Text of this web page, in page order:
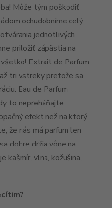
Môže tým poškodiť
ochudobníme celý
jednotlivých
priložiť zápästia na
Extrait de Parfum
tri vstreky pretože sa
Eau de Parfum
to nepreháňajte
efekt než na ktorý
že nás má parfum len
dobre držia vône na
kašmír, vlna, kožušina,